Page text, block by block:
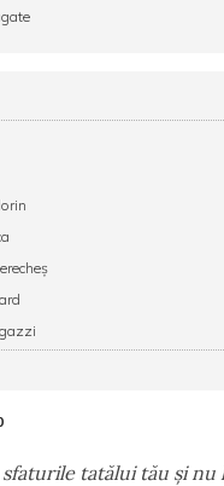
tatălui tău şi nu